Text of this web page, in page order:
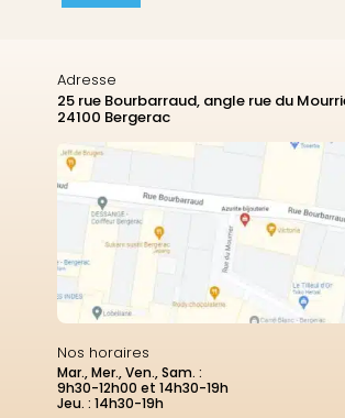
Adresse
25 rue Bourbarraud, angle rue du
24100 Bergerac
Nos horaires
Mar., Mer., Ven., Sam. :
9h30-12h00 et 14h30-19h
Jeu. : 14h30-19h